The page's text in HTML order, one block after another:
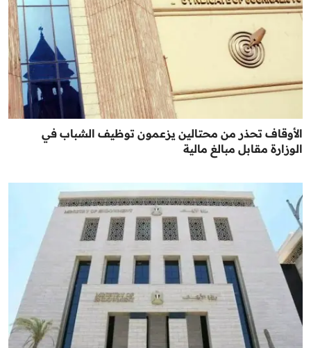
الأوقاف تحذر من محتالين يزعمون توظيف الشباب في
الوزارة مقابل مبالغ مالية